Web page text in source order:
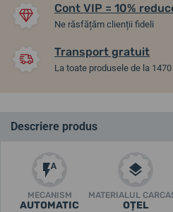
Cont VIP = 10%
Ne răsfățăm clienții fideli
Transport gratuit
La toate produsele de la 1470
Descriere produs
MECANISM
AUTOMATIC
MATERIALUL
OȚEL